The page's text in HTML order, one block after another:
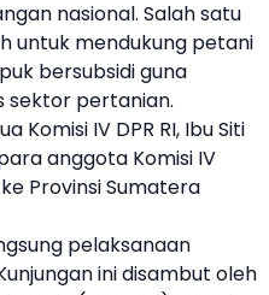
nasional. Salah satu
untuk mendukung petani
bersubsidi guna
sektor pertanian.
Komisi IV DPR RI, IbuSiti
anggota Komisi IV
Provinsi Sumatera
pelaksanaan
ini disambut oleh